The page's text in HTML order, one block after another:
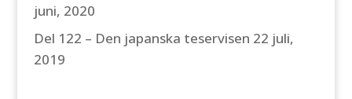
juni, 2020
Del 122 – Den japanska teservisen 22 juli,
2019